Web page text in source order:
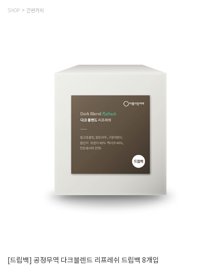
SHOP 간편커피
[드립백] 공정무역 다크블렌드 리프레쉬 드립백 8개입